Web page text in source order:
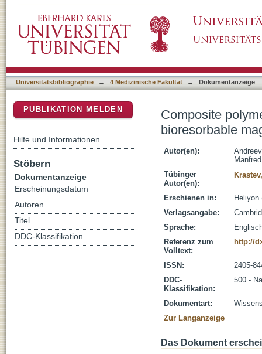
stents
Universitätsbibliographie → 4 Medizinische Fakultät → Dokumentanzeige
Composite
bioresorbable
Autor(en):
Manfred
Tübinger
Autor(en):
Erschienen in:
Heliyon
Verlagsangabe:
Sprache:
Referenz zum
Volltext:
http://
ISSN:
2405-
DDC-
Klassifikation:
500 -
Dokumentart:
Zur Langanzeige
Das Dokument
PUBLIKATION MELDEN
Hilfe und Informationen
Stöbern
Dokumentanzeige
Erscheinungsdatum
Autoren
Titel
DDC-Klassifikation